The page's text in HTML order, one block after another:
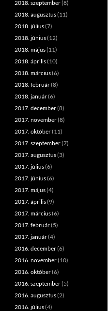
2018. szeptember(8)
2018. augusztus(11)
2018. július(7)
2018. június(12)
2018. május(11)
2018. április(10)
2018. március(6)
2018. február(8)
2018. január(6)
2017. december(8)
2017. november(8)
2017. október(11)
2017. szeptember(7)
2017. augusztus(3)
2017. július(6)
2017. június(6)
2017. május(4)
2017. április(9)
2017. március(6)
2017. február(5)
2017. január(4)
2016. december(6)
2016. november(10)
2016. október(6)
2016. szeptember(5)
2016. augusztus(2)
2016. július(4)